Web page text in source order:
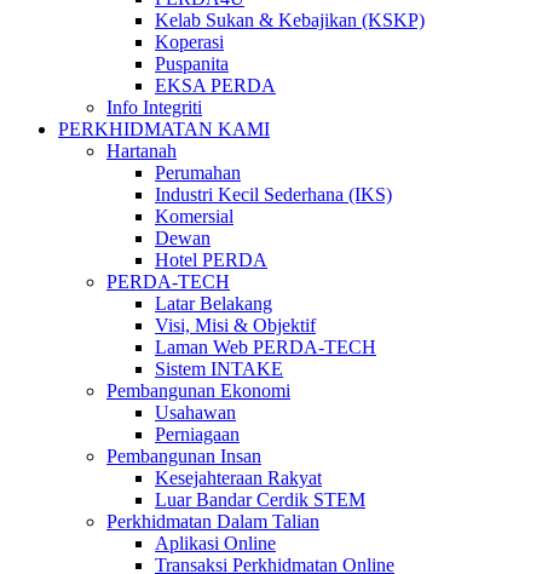
Kelab Sukan & Kebajikan (KSKP)
Koperasi
Puspanita
EKSA PERDA
Info Integriti
PERKHIDMATAN KAMI
Hartanah
Perumahan
Industri Kecil Sederhana (IKS)
Komersial
Dewan
Hotel PERDA
PERDA-TECH
Latar Belakang
Visi, Misi & Objektif
Laman Web PERDA-TECH
Sistem INTAKE
Pembangunan Ekonomi
Usahawan
Perniagaan
Pembangunan Insan
Kesejahteraan Rakyat
Luar Bandar Cerdik STEM
Perkhidmatan Dalam Talian
Aplikasi Online
Transaksi Perkhidmatan Online